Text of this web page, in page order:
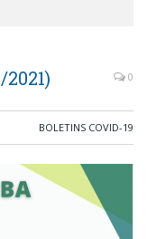
0
BOLETINS COVID-19